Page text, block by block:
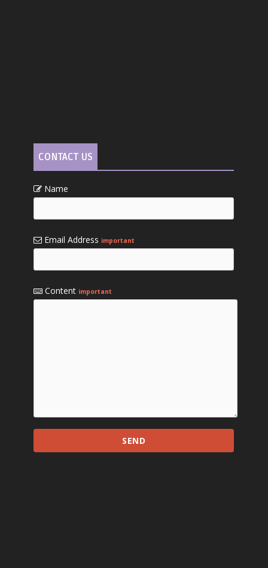
CONTACT US
Name
Email Address important
Content important